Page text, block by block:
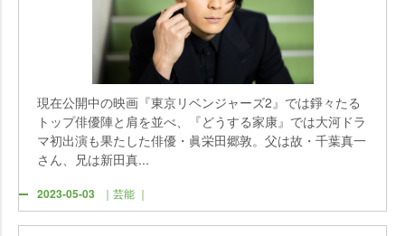
現在公開中の映画『東京リベンジャーズ2』では錚々たる
トップ俳優陣と肩を並べ、『どうする家康』では大河ドラ
マ初出演も果たした俳優・眞栄田郷敦。父は故・千葉真一
さん、兄は新田真...
2023-05-03 ｜芸能 ｜